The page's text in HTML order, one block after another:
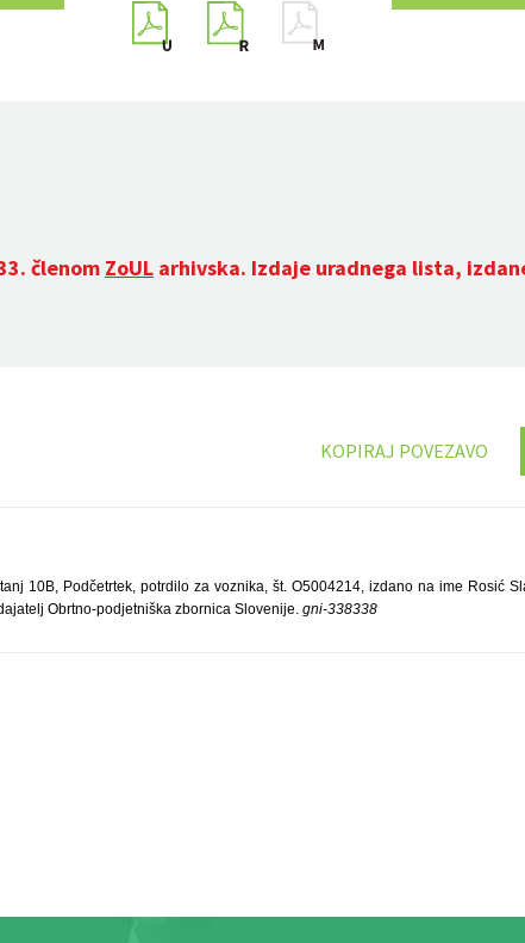
členom ZoUL arhivska. Izdaje uradnega lista,
KOPIRAJ POVEZAVO
10B, Podčetrtek, potrdilo za voznika, št. O5004214, izdano na ime Rosić
Obrtno-podjetniška zbornica Slovenije. gni-338338